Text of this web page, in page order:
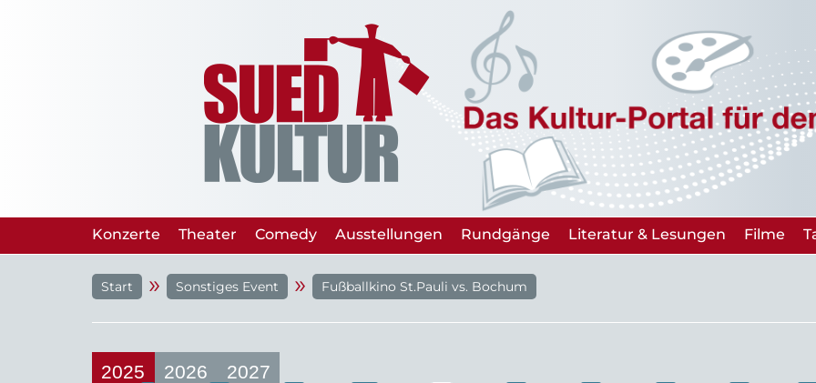
Konzerte Theater Comedy Ausstellungen Rundgänge Literatur & Lesungen Filme
Start » Sonstiges Event » Fußballkino St.Pauli vs. Bochum
2025 2026 2027